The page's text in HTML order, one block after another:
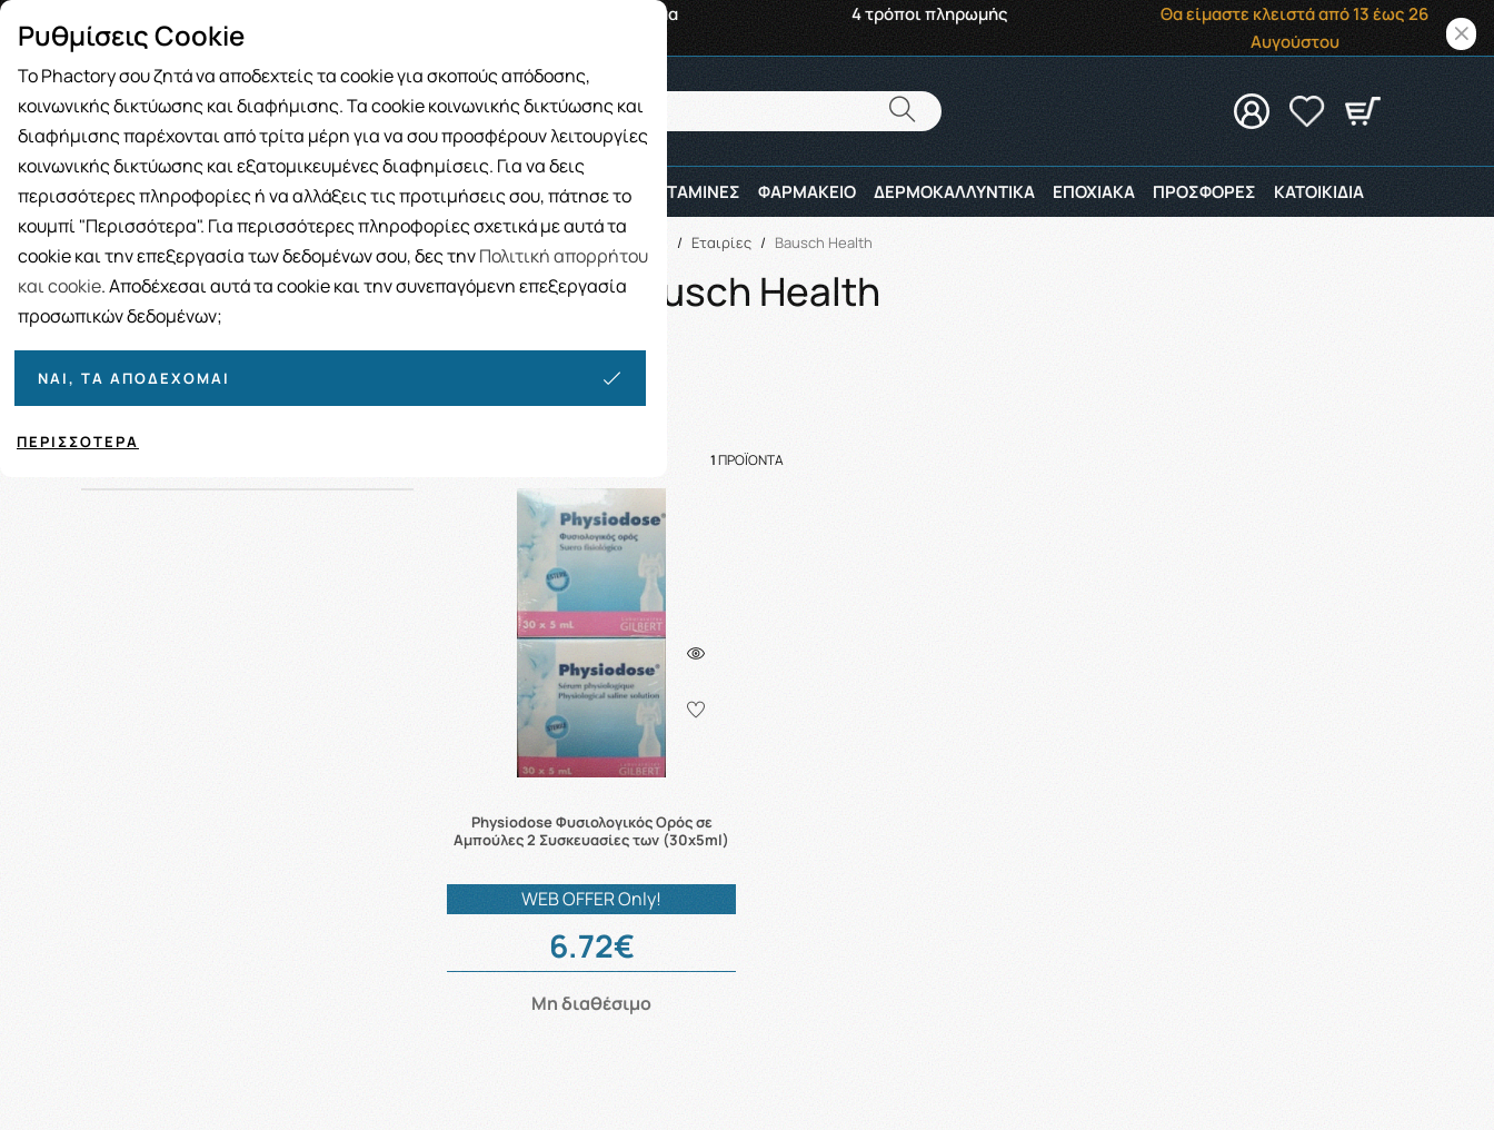
των 49€
Παραλαβή από το Κατάστημα 4 τρόποι πληρωμής
Θα είμαστε κλειστά από 13 έως 26
Αυγούστου
Αναζήτηση
BRANDS ΓΥΝΑΙΚΑ ΑΝΔΡΑΣ ΜΗΤΕΡΑ ΚΑΙ ΠΑΙΔΙ ΑΘΛΗΤΕΣ ΒΙΤΑΜΙΝΕΣ ΦΑΡΜΑΚΕΙΟ ΔΕΡΜΟΚΑΛΛΥΝΤΙΚΑ ΕΠΟΧΙΑΚΑ ΠΡΟΣΦΟΡΕΣ ΚΑΤΟΙΚΙΔΙΑ
Αναζήτηση
/ Εταιρίες / Bausch Health
Bausch Health
Ταξινόμηση Προβολή
1ΠΡΟΪΌΝΤΑ
Physiodose Φυσιολογικός Ορός σε
Αμπούλες 2 Συσκευασίες των (30x5ml)
WEB OFFER Only!
6.72€
Μη διαθέσιμο
Ρυθμίσεις Cookie
Το Phactory σου ζητά να αποδεχτείς τα cookie για σκοπούς απόδοσης,
κοινωνικής δικτύωσης και διαφήμισης. Τα cookie κοινωνικής δικτύωσης και
διαφήμισης παρέχονται από τρίτα μέρη για να σου προσφέρουν λειτουργίες
κοινωνικής δικτύωσης και εξατομικευμένες διαφημίσεις. Για να δεις
περισσότερες πληροφορίες ή να αλλάξεις τις προτιμήσεις σου, πάτησε το
κουμπί "Περισσότερα". Για περισσότερες πληροφορίες σχετικά με αυτά τα
cookie και την επεξεργασία των δεδομένων σου, δες τηνΠολιτική απορρήτου
και cookie. Αποδέχεσαι αυτά τα cookie και την συνεπαγόμενη επεξεργασία
προσωπικών δεδομένων;
ΝΑΙ, ΤΑ ΑΠΟΔΈΧΟΜΑΙ
ΠΕΡΙΣΣΌΤΕΡΑ